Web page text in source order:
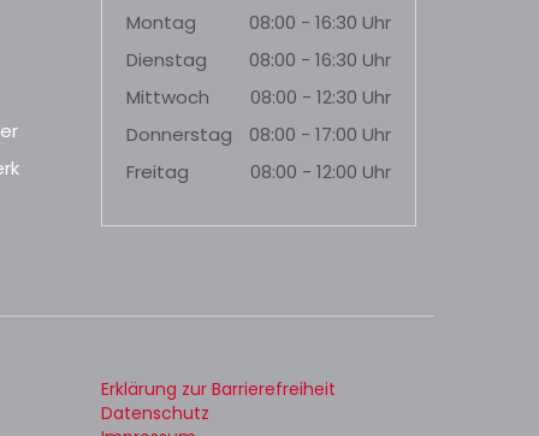
Montag
08:00 - 16:30 Uhr
Dienstag
08:00 - 16:30 Uhr
Mittwoch
08:00 - 12:30 Uhr
Donnerstag
08:00 - 17:00 Uhr
Freitag
08:00 - 12:00 Uhr
Erklärung zur Barrierefreiheit
Datenschutz